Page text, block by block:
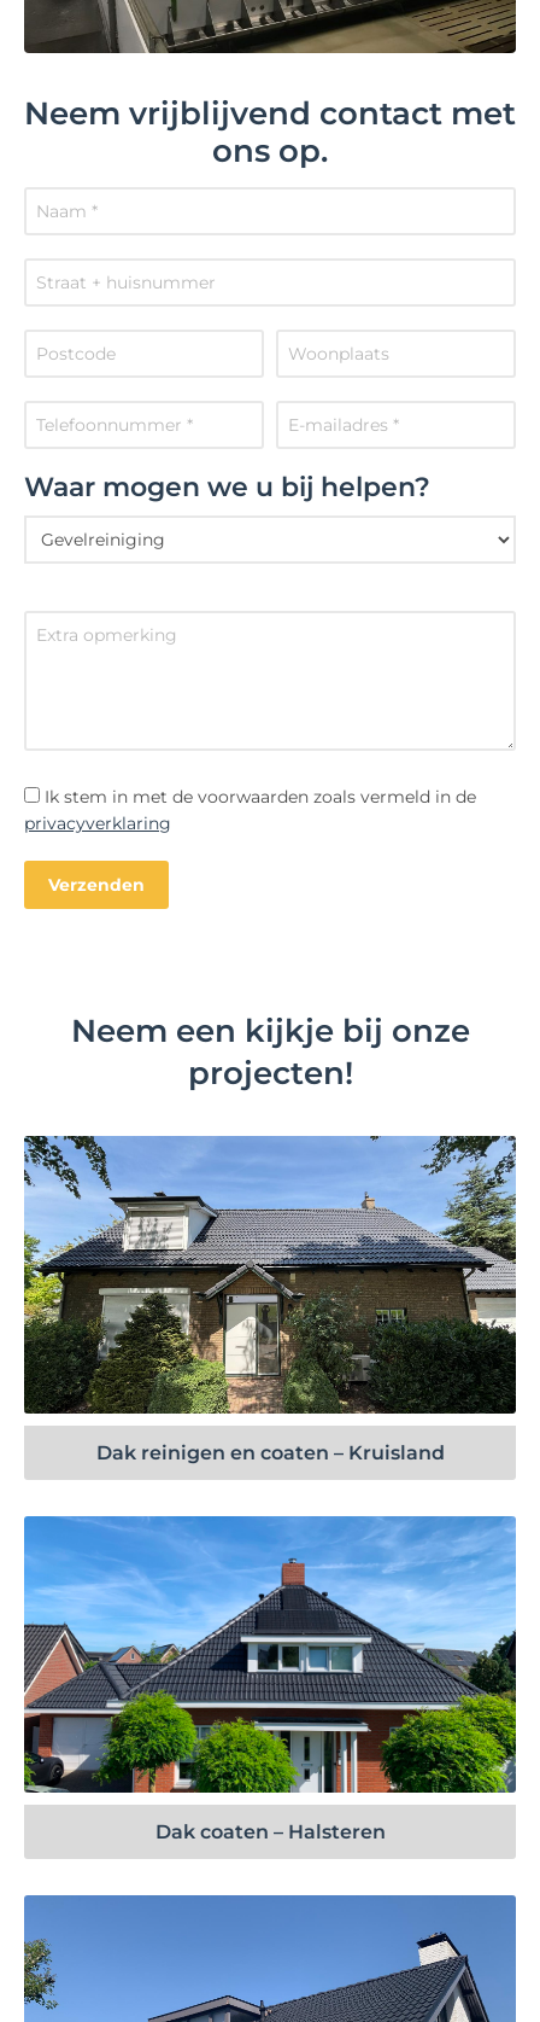
Neem vrijblijvend contact met
ons op.
Waar mogen we u bij helpen?
Ik stem in met de voorwaarden zoals vermeld in de
privacyverklaring
Neem een kijkje bij onze
projecten!
Bekijk project
Dak reinigen en coaten – Kruisland
Bekijk project
Dak coaten – Halsteren